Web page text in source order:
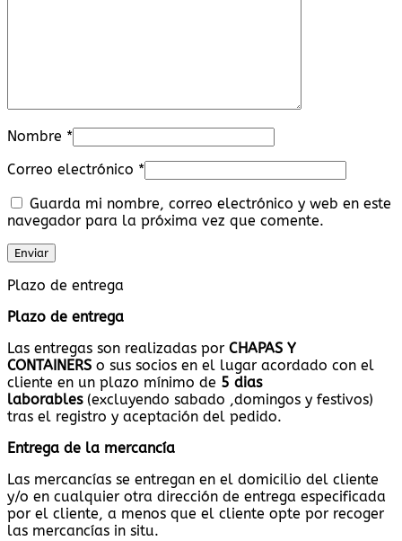
Nombre *
Correo electrónico *
Guarda mi nombre, correo electrónico y web en este
navegador para la próxima vez que comente.
Plazo de entrega
Plazo de entrega
Las entregas son realizadas por CHAPAS Y
CONTAINERS o sus socios en el lugar acordado con el
cliente en un plazo mínimo de 5 dias
laborables (excluyendo sabado ,domingos y festivos)
tras el registro y aceptación del pedido.
Entrega de la mercancía
Las mercancías se entregan en el domicilio del cliente
y/o en cualquier otra dirección de entrega especificada
por el cliente, a menos que el cliente opte por recoger
las mercancías in situ.